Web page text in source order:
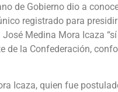
de Gobierno dio a
registrado para
José Medina Mora Icaza
de la Confederación,
Icaza, quien fue